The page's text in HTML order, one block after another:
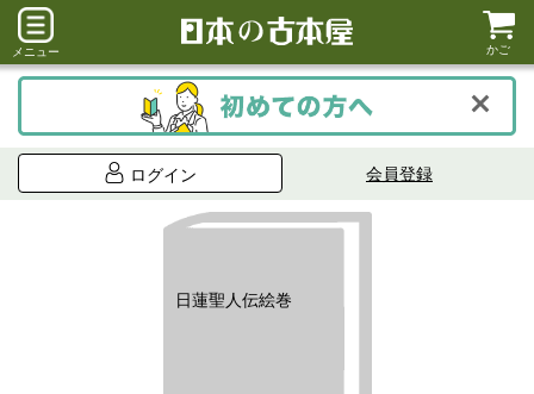
メニュー かご
ログイン 会員登録
日蓮聖人伝絵巻